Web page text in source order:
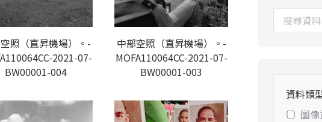
照（直昇機場）。-
2021-07-
BW00001-004
中部空照（直昇機場）。-
MOFA110064CC-2021-07-
BW00001-003
資料類
圖